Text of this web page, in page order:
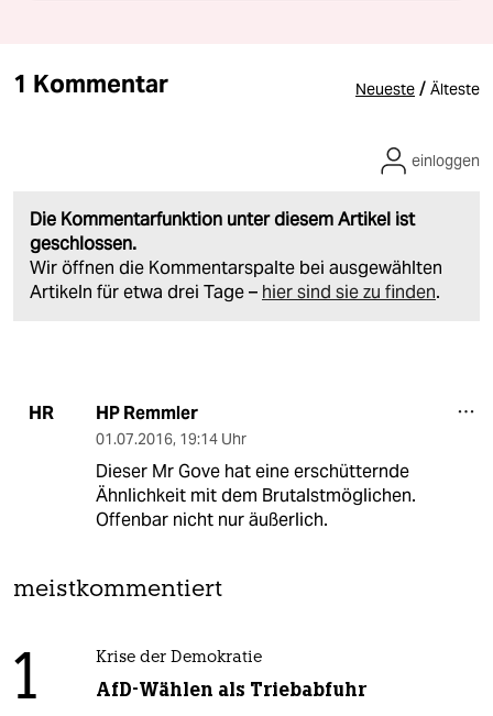
1 Kommentar Neueste / Älteste
Die Kommentarfunktion unter diesem Artikel ist
geschlossen.
Wir öffnen die Kommentarspalte bei ausgewählten
Artikeln für etwa drei Tage – hier sind sie zu finden.
einloggen
HR HP Remmler
01.07.2016, 19:14 Uhr
Dieser Mr Gove hat eine erschütternde
Ähnlichkeit mit dem Brutalstmöglichen.
Offenbar nicht nur äußerlich.
meistkommentiert
1 Krise der Demokratie
AfD-Wählen als Triebabfuhr